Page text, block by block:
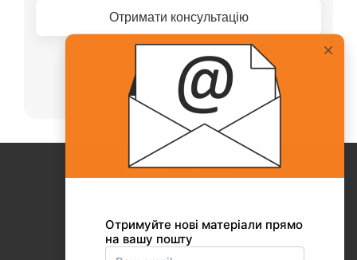
Отримати консультацію
Або телефонуйте нашому менеджеру
+38(067)217-0440
Про Collaborator